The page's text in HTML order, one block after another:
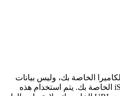
الخاصة بك، وليس بيانات
اعتماد تسجيل دخول iSpyConnect الخاصة بك. يتم استخدام هذه